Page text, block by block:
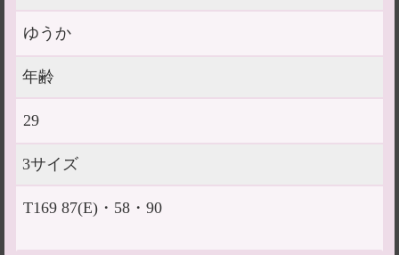
ゆうか
年齢
29
3サイズ
T169 87(E)・58・90